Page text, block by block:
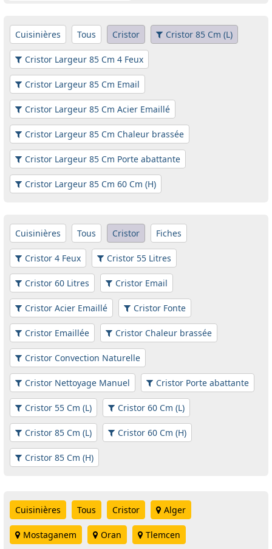
Cuisinières Tous Cristor Cristor 85 Cm (L)
Cristor Largeur 85 Cm 4 Feux
Cristor Largeur 85 Cm Email
Cristor Largeur 85 Cm Acier Emaillé
Cristor Largeur 85 Cm Chaleur brassée
Cristor Largeur 85 Cm Porte abattante
Cristor Largeur 85 Cm 60 Cm (H)
Cuisinières Tous Cristor Fiches
Cristor 4 Feux Cristor 55 Litres
Cristor 60 Litres Cristor Email
Cristor Acier Emaillé Cristor Fonte
Cristor Emaillée Cristor Chaleur brassée
Cristor Convection Naturelle
Cristor Nettoyage Manuel Cristor Porte abattante
Cristor 55 Cm (L) Cristor 60 Cm (L)
Cristor 85 Cm (L) Cristor 60 Cm (H)
Cristor 85 Cm (H)
Cuisinières Tous Cristor Alger
Mostaganem Oran Tlemcen